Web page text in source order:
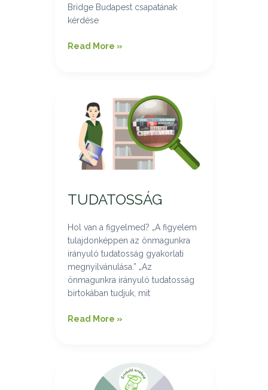
Bridge Budapest csapatának
kérdése
Read More »
TUDATOSSÁG
Hol van a figyelmed? „A figyelem
tulajdonképpen az önmagunkra
irányuló tudatosság gyakorlati
megnyilvánulása.” „Az
önmagunkra irányuló tudatosság
birtokában tudjuk, mit
Read More »
MODELL